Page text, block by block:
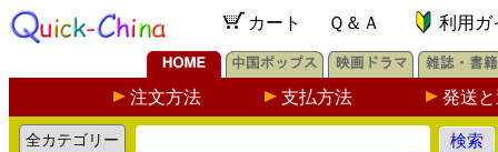
カート Ｑ＆Ａ 利用ガ
注文方法 支払方法 発送